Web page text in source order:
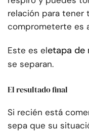
relación para tener
comprometerte es
Este es eletapa de
se separan.
El resultado final
Si recién está
sepa que su